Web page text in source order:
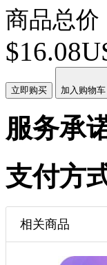
商品总价
立即购买 加入购物车
服务承
支付方
相关商品